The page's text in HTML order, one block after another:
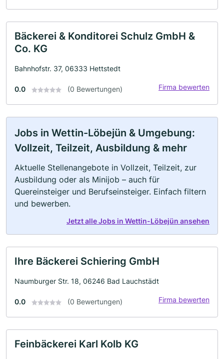
Bäckerei & Konditorei Schulz GmbH &
Co. KG
Bahnhofstr. 37, 06333 Hettstedt
0.0 (0 Bewertungen) Firma bewerten
Jobs in Wettin-Löbejün & Umgebung:
Vollzeit, Teilzeit, Ausbildung & mehr
Aktuelle Stellenangebote in Vollzeit, Teilzeit, zur
Ausbildung oder als Minijob – auch für
Quereinsteiger und Berufseinsteiger. Einfach filtern
und bewerben.
Jetzt alle Jobs in Wettin-Löbejün ansehen
Ihre Bäckerei Schiering GmbH
Naumburger Str. 18, 06246 Bad Lauchstädt
0.0 (0 Bewertungen) Firma bewerten
Feinbäckerei Karl Kolb KG